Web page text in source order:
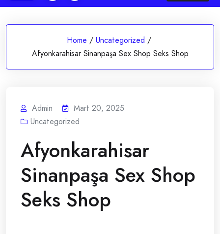
Home / Uncategorized /
Afyonkarahisar Sinanpaşa Sex Shop Seks Shop
Admin
Mart 20, 2025
Uncategorized
Afyonkarahisar
Sinanpaşa Sex Shop
Seks Shop